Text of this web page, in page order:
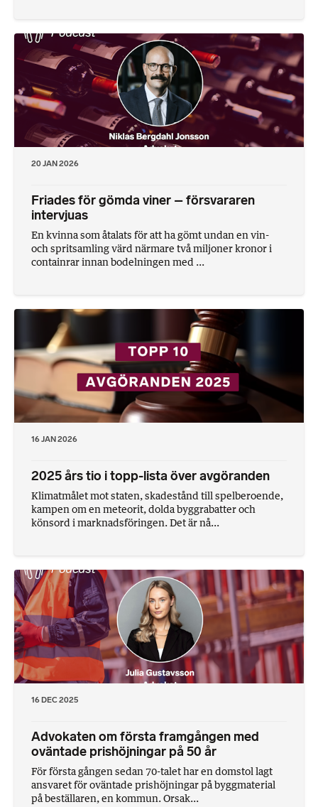
20 JAN 2026
Friades för gömda viner – försvararen
intervjuas
En kvinna som åtalats för att ha gömt undan en vin-
och spritsamling värd närmare två miljoner kronor i
containrar innan bodelningen med ...
16 JAN 2026
2025 års tio i topp-lista över avgöranden
Klimatmålet mot staten, skadestånd till spelberoende,
kampen om en meteorit, dolda byggrabatter och
könsord i marknadsföringen. Det är nå...
16 DEC 2025
Advokaten om första framgången med
oväntade prishöjningar på 50 år
För första gången sedan 70-talet har en domstol lagt
ansvaret för oväntade prishöjningar på byggmaterial
på beställaren, en kommun. Orsak...